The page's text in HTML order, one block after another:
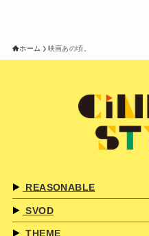
ホーム 映画あの頃。
REASONABLE
SVOD
THEME